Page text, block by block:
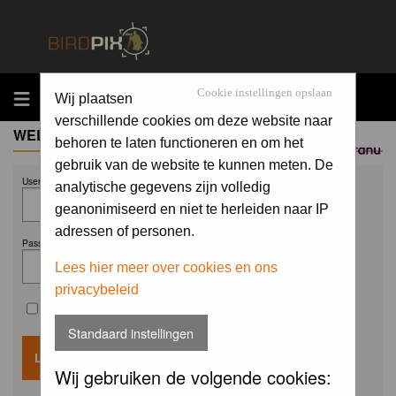
MENU
Sponsored by
Cookie instellingen opslaan
Wij plaatsen
verschillende cookies om deze website naar
behoren te laten functioneren en om het
gebruik van de website te kunnen meten. De
analytische gegevens zijn volledig
geanonimiseerd en niet te herleiden naar IP
adressen of personen.
Lees hier meer over cookies en ons
privacybeleid
Standaard instellingen
Wij gebruiken de volgende cookies:
WELCOME GUEST
Username:
Password: